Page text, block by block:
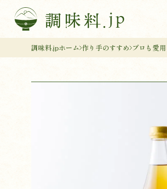
調味料.jpホーム 作り手のすすめ プロも愛